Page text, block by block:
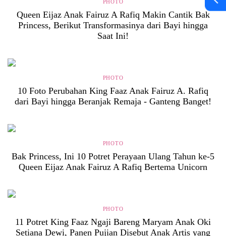
PHOTO
Queen Eijaz Anak Fairuz A Rafiq Makin Cantik Bak
Princess, Berikut Transformasinya dari Bayi hingga
Saat Ini!
PHOTO
10 Foto Perubahan King Faaz Anak Fairuz A. Rafiq
dari Bayi hingga Beranjak Remaja - Ganteng Banget!
PHOTO
Bak Princess, Ini 10 Potret Perayaan Ulang Tahun ke-5
Queen Eijaz Anak Fairuz A Rafiq Bertema Unicorn
PHOTO
11 Potret King Faaz Ngaji Bareng Maryam Anak Oki
Setiana Dewi, Panen Pujian Disebut Anak Artis yang